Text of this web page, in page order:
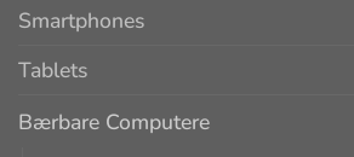
Smartphones
Tablets
Bærbare Computere